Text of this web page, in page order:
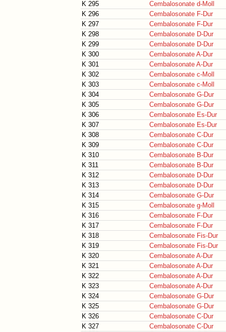
K 295
Cembalosonate d-Moll
K 296
Cembalosonate F-Dur
K 297
Cembalosonate F-Dur
K 298
Cembalosonate D-Dur
K 299
Cembalosonate D-Dur
K 300
Cembalosonate A-Dur
K 301
Cembalosonate A-Dur
K 302
Cembalosonate c-Moll
K 303
Cembalosonate c-Moll
K 304
Cembalosonate G-Dur
K 305
Cembalosonate G-Dur
K 306
Cembalosonate Es-Dur
K 307
Cembalosonate Es-Dur
K 308
Cembalosonate C-Dur
K 309
Cembalosonate C-Dur
K 310
Cembalosonate B-Dur
K 311
Cembalosonate B-Dur
K 312
Cembalosonate D-Dur
K 313
Cembalosonate D-Dur
K 314
Cembalosonate G-Dur
K 315
Cembalosonate g-Moll
K 316
Cembalosonate F-Dur
K 317
Cembalosonate F-Dur
K 318
Cembalosonate Fis-Dur
K 319
Cembalosonate Fis-Dur
K 320
Cembalosonate A-Dur
K 321
Cembalosonate A-Dur
K 322
Cembalosonate A-Dur
K 323
Cembalosonate A-Dur
K 324
Cembalosonate G-Dur
K 325
Cembalosonate G-Dur
K 326
Cembalosonate C-Dur
K 327
Cembalosonate C-Dur